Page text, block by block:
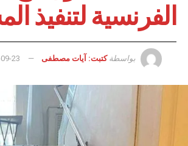
الفرنسية لتنفيذ
بواسطة كتبت: آيات مصطفى 23